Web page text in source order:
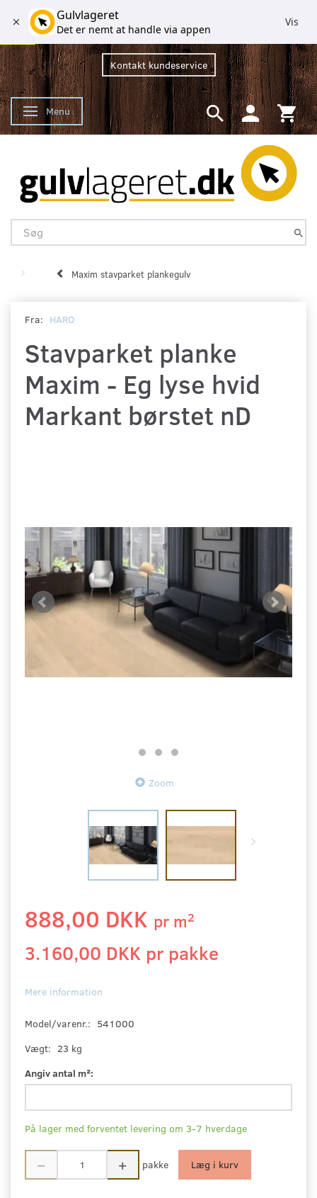
Kontakt kundeservice
Skifte navigation
Menu
Maxim stavparket plankegulv
Fra: HARO
Stavparket planke
Maxim - Eg lyse hvid
Markant børstet nD
Zoom
888,00 DKK pr m2
3.160,00 DKK pr pakke
Mere information
Model/varenr.: 541000
Vægt: 23 kg
Angiv antal m²:
På lager med forventet levering om 3-7 hverdage
pakke Læg i kurv
Gulvlageret
Det er nemt at handle via appen
Vis